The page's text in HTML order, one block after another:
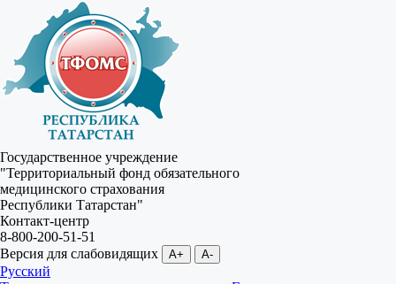
Государственное учреждение
"Территориальный фонд обязательного
медицинского страхования
Республики Татарстан"
Контакт-центр
8-800-200-51-51
Версия для слабовидящих
A+ A-
Русский